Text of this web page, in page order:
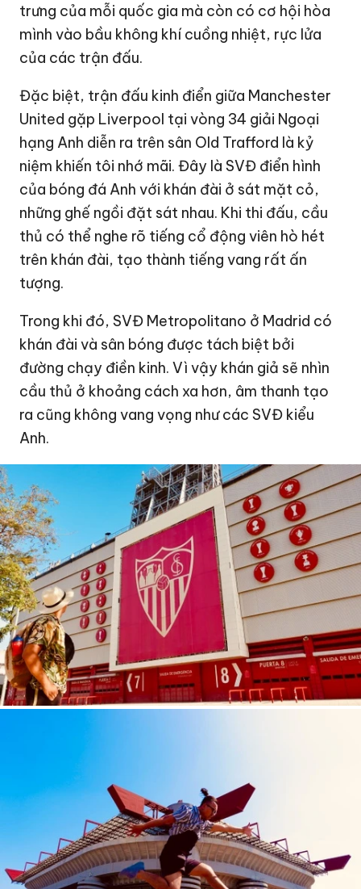
trưng của mỗi quốc gia mà còn có cơ hội hòa
mình vào bầu không khí cuồng nhiệt, rực lửa
của các trận đấu.
Đặc biệt, trận đấu kinh điển giữa Manchester
United gặp Liverpool tại vòng 34 giải Ngoại
hạng Anh diễn ra trên sân Old Trafford là kỷ
niệm khiến tôi nhớ mãi. Đây là SVĐ điển hình
của bóng đá Anh với khán đài ở sát mặt cỏ,
những ghế ngồi đặt sát nhau. Khi thi đấu, cầu
thủ có thể nghe rõ tiếng cổ động viên hò hét
trên khán đài, tạo thành tiếng vang rất ấn
tượng.
Trong khi đó, SVĐ Metropolitano ở Madrid có
khán đài và sân bóng được tách biệt bởi
đường chạy điền kinh. Vì vậy khán giả sẽ nhìn
cầu thủ ở khoảng cách xa hơn, âm thanh tạo
ra cũng không vang vọng như các SVĐ kiểu
Anh.